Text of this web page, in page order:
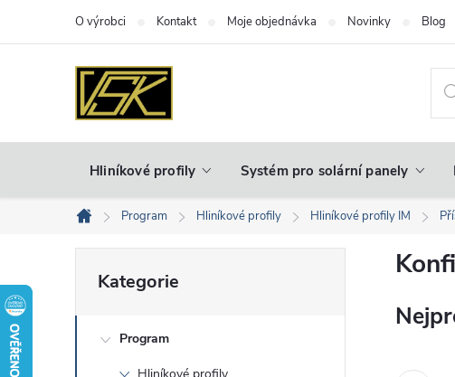
O výrobci Kontakt Moje objednávka Novinky Blog
Hliníkové profily Systém pro solární panely
Domů
Program Hliníkové profily Hliníkové profily IM
o
kategorie
Kategorie
Program